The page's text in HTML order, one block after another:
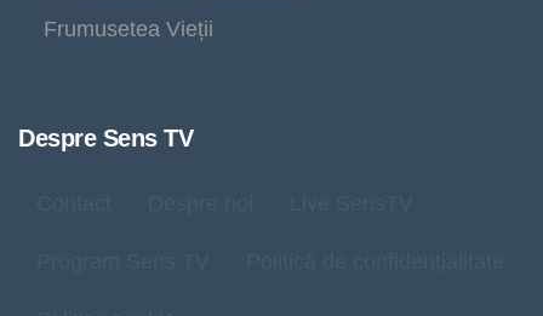
Frumusetea Vieții
Despre Sens TV